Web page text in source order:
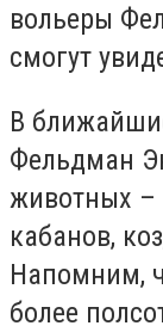
вольеры
смогут
В
Фельдман
животных –
кабанов,
Напомним,
более